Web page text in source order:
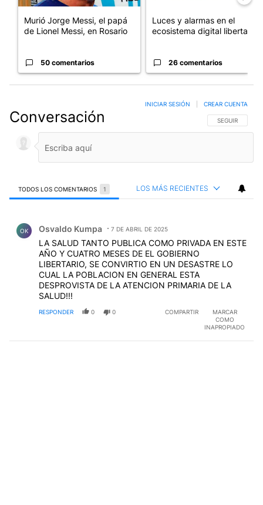
Murió Jorge Messi, el papá
de Lionel Messi, en Rosario
50 comentarios
Luces y alarmas en el
ecosistema digital libertario
26 comentarios
Conversación SIGA ESTA
SEGUIR
INICIAR SESIÓN CREAR CUENTA
TODOS LOS COMENTARIOS 1 LOS MÁS RECIENTES
OK Osvaldo Kumpa 7 DE ABRIL DE 2025
LA SALUD TANTO PUBLICA COMO PRIVADA EN ESTE
AÑO Y CUATRO MESES DE EL GOBIERNO
LIBERTARIO, SE CONVIRTIO EN UN DESASTRE LO
CUAL LA POBLACION EN GENERAL ESTA
DESPROVISTA DE LA ATENCION PRIMARIA DE LA
SALUD!!!
RESPONDER 0 0 COMPARTIR
MARCAR
COMO
INAPROPIADO